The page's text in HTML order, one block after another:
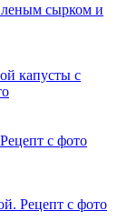
сырком и
капусты с
с фото
Рецепт с фото